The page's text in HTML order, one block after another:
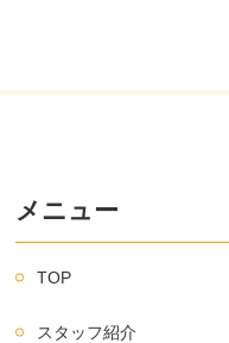
メニュー
TOP
スタッフ紹介